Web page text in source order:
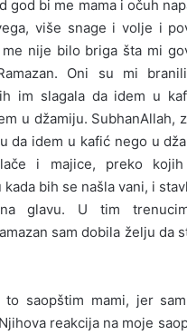
god bi me mama i očuh
više snage i volje i
nije bilo briga šta mi
Oni su mi
im slagala da idem u
u džamiju. SubhanAllah,
da idem u kafić nego u
i majice, preko
bih se našla vani, i
glavu. U tim
sam dobila želju da
to saopštim mami, jer
reakcija na moje